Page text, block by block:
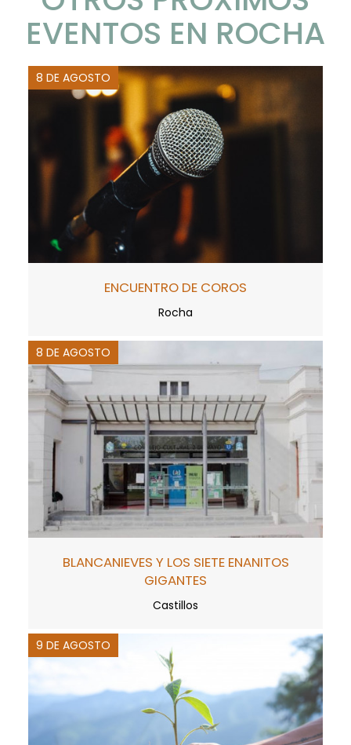
EVENTOS EN ROCHA
8 DE AGOSTO
ENCUENTRO DE COROS
Rocha
8 DE AGOSTO
BLANCANIEVES Y LOS SIETE ENANITOS
GIGANTES
Castillos
9 DE AGOSTO